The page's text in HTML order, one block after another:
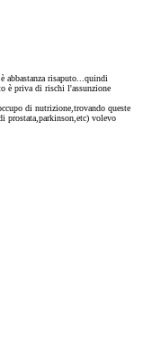
abbastanza risaputo...quindi
è priva di rischi l'assunzione
di nutrizione,trovando queste
prostata,parkinson,etc) volevo